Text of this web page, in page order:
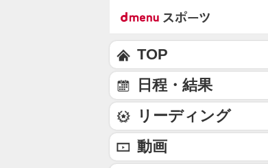
TOP
日程・結果
リーディング
動画